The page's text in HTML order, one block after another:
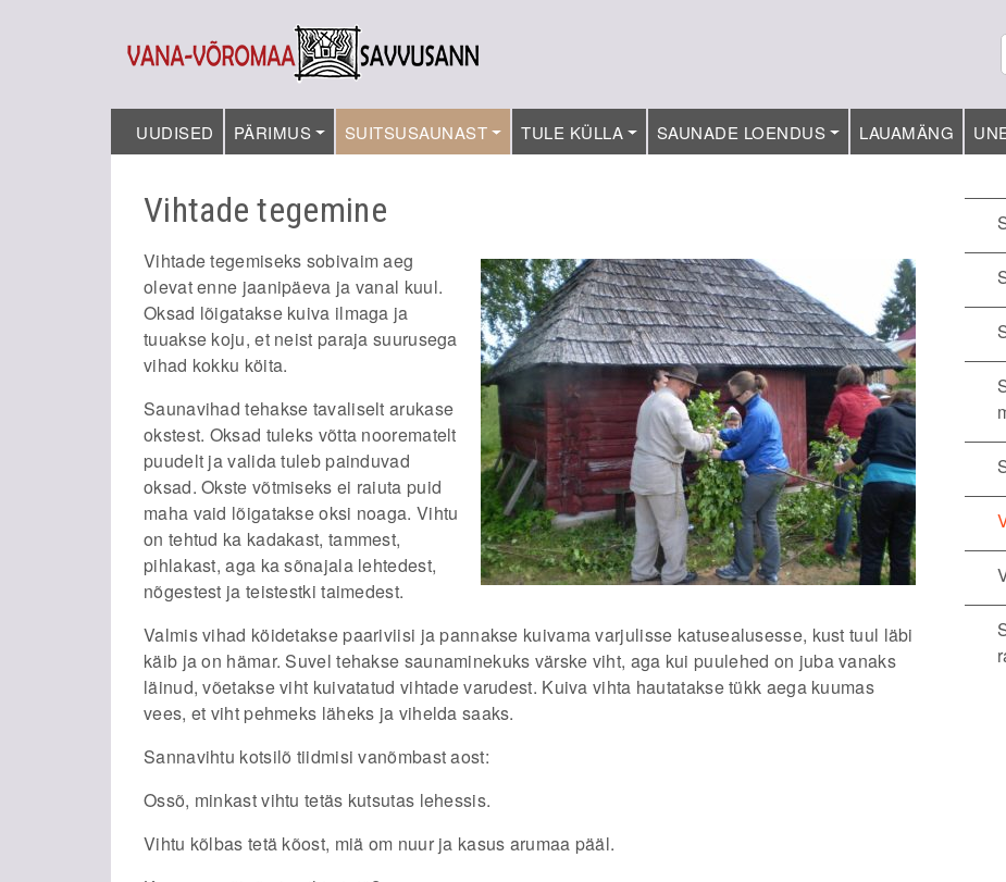
UUDISED PÄRIMUS SUITSUSAUNAST TULE KÜLLA SAUNADE LOENDUS LAUAMÄNG
Vihtade tegemine
Vihtade tegemiseks sobivaim aeg
olevat enne jaanipäeva ja vanal kuul.
Oksad lõigatakse kuiva ilmaga ja
tuuakse koju, et neist paraja suurusega
vihad kokku köita.
Saunavihad tehakse tavaliselt arukase
okstest. Oksad tuleks võtta noorematelt
puudelt ja valida tuleb painduvad
oksad. Okste võtmiseks ei raiuta puid
maha vaid lõigatakse oksi noaga. Vihtu
on tehtud ka kadakast, tammest,
pihlakast, aga ka sõnajala lehtedest,
nõgestest ja teistestki taimedest.
Valmis vihad köidetakse paariviisi ja pannakse kuivama varjulisse katusealusesse, kust tuul läbi
käib ja on hämar. Suvel tehakse saunaminekuks värske viht, aga kui puulehed on juba vanaks
läinud, võetakse viht kuivatatud vihtade varudest. Kuiva vihta hautatakse tükk aega kuumas
vees, et viht pehmeks läheks ja vihelda saaks.
Sannavihtu kotsilõ tiidmisi vanõmbast aost:
Ossõ, minkast vihtu tetäs kutsutas lehessis.
Vihtu kõlbas tetä kõost, miä om nuur ja kasus arumaa pääl.